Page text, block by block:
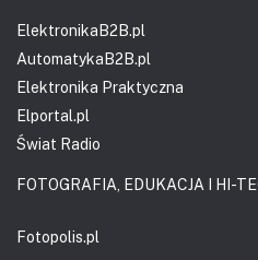
ElektronikaB2B.pl
AutomatykaB2B.pl
Elektronika Praktyczna
Elportal.pl
Świat Radio
FOTOGRAFIA, EDUKACJA I HI-
Fotopolis.pl